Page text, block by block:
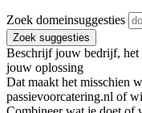
Zoek domeinsuggesties
Zoek suggesties
Beschrijf jouw bedrijf, het
jouw oplossing
Dat maakt het misschien
passievoorcatering.nl of